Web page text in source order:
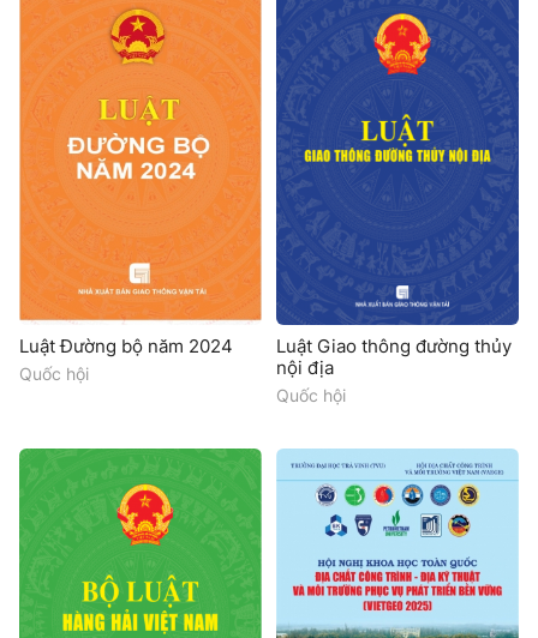
Luật Đường bộ năm 2024
Quốc hội
Luật Giao thông đường thủy
nội địa
Quốc hội